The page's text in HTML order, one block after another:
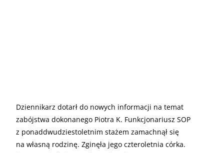
Dziennikarz dotarł do nowych informacji na temat
zabójstwa dokonanego Piotra K. Funkcjonariusz SOP
z ponaddwudziestoletnim stażem zamachnął się
na własną rodzinę. Zginęła jego czteroletnia córka.